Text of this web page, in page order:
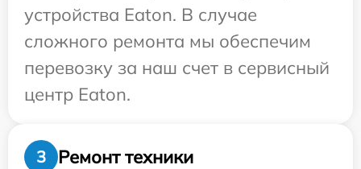
устройства Eaton. В случае
сложного ремонта мы обеспечим
перевозку за наш счет в сервисный
центр Eaton.
3
Ремонт техники